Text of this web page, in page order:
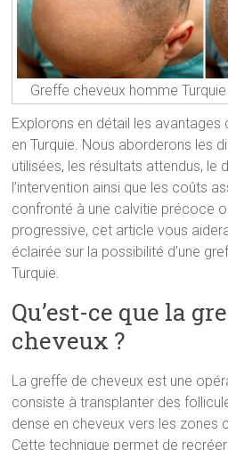
Greffe cheveux homme
Explorons en détail les avantages
en Turquie. Nous aborderons les
utilisées, les résultats attendus, le
l’intervention ainsi que les coûts
confronté à une calvitie précoce
progressive, cet article vous
éclairée sur la possibilité d’une
Turquie.
Qu’est-ce que la
cheveux ?
La greffe de cheveux est une
consiste à transplanter des
dense en cheveux vers les zones
Cette technique permet de